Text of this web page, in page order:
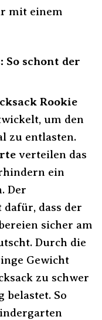
mit einem
So schont der
Rookie
um den
zu entlasten.
verteilen das
ein
Der
dafür, dass der
sicher am
Durch die
Gewicht
zu schwer
belastet. So